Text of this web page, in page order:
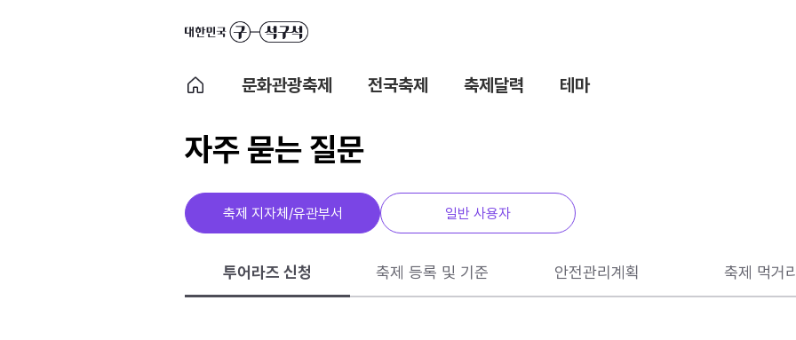
문화관광축제 전국축제 축제달력 테마
자주 묻는 질문
축제 지자체/유관부서 일반 사용자
투어라즈 신청 축제 등록 및 기준 안전관리계획 축제 먹거리